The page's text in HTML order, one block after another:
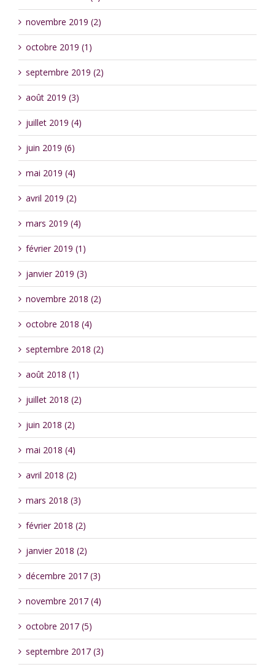
novembre 2019 (2)
octobre 2019 (1)
septembre 2019 (2)
août 2019 (3)
juillet 2019 (4)
juin 2019 (6)
mai 2019 (4)
avril 2019 (2)
mars 2019 (4)
février 2019 (1)
janvier 2019 (3)
novembre 2018 (2)
octobre 2018 (4)
septembre 2018 (2)
août 2018 (1)
juillet 2018 (2)
juin 2018 (2)
mai 2018 (4)
avril 2018 (2)
mars 2018 (3)
février 2018 (2)
janvier 2018 (2)
décembre 2017 (3)
novembre 2017 (4)
octobre 2017 (5)
septembre 2017 (3)